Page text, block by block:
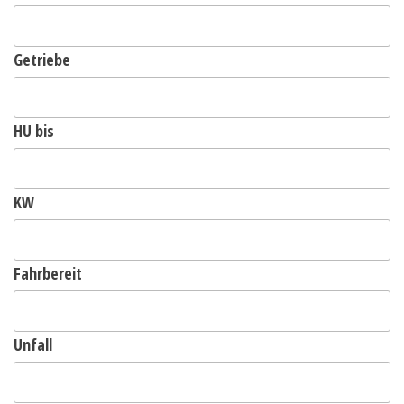
Getriebe
HU bis
KW
Fahrbereit
Unfall